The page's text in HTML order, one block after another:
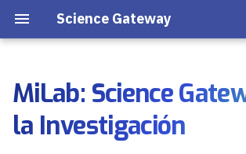
Science Gateway
🛠️ Ecosistema de Servicios
🔐 Integración Segura
MiLab
Tutoriales de inicio
MiLab
MiLab: Science
la Investigación